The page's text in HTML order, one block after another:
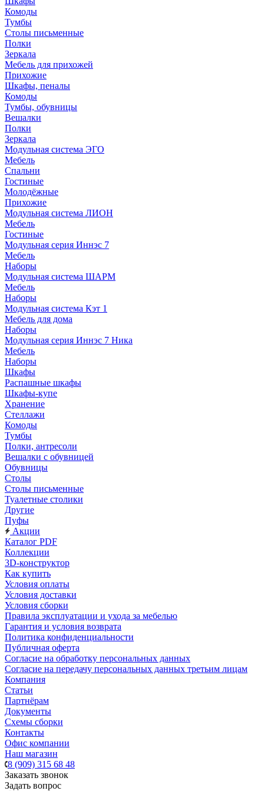
Комоды
Тумбы
Столы письменные
Полки
Зеркала
Мебель для прихожей
Прихожие
Шкафы, пеналы
Комоды
Тумбы, обувницы
Вешалки
Полки
Зеркала
Модульная система ЭГО
Мебель
Спальни
Гостиные
Молодёжные
Прихожие
Модульная система ЛИОН
Мебель
Гостиные
Модульная серия Иннэс 7
Мебель
Наборы
Модульная система ШАРМ
Мебель
Наборы
Модульная система Кэт 1
Мебель для дома
Наборы
Модульная серия Иннэс 7 Ника
Мебель
Наборы
Шкафы
Распашные шкафы
Шкафы-купе
Хранение
Стеллажи
Комоды
Тумбы
Полки, антресоли
Вешалки с обувницей
Обувницы
Столы
Столы письменные
Туалетные столики
Другие
Пуфы
Акции
Каталог PDF
Коллекции
3D-конструктор
Как купить
Условия оплаты
Условия доставки
Условия сборки
Правила эксплуатации и ухода за мебелью
Гарантия и условия возврата
Политика конфиденциальности
Публичная оферта
Согласие на обработку персональных данных
Согласие на передачу персональных данных третьим лицам
Компания
Статьи
Партнёрам
Документы
Схемы сборки
Контакты
Офис компании
Наш магазин
8 (909) 315 68 48
Заказать звонок
Задать вопрос